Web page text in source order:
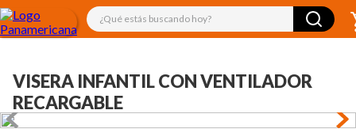
¿Qué estás buscando hoy?
VISERA INFANTIL CON VENTILADOR
RECARGABLE